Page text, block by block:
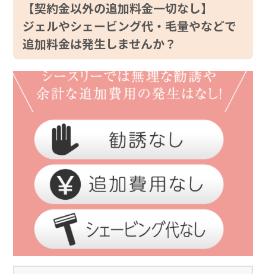
【契約金以外の追加料金一切なし】
ジェルやシェービング代・毛量やなどで
追加料金は発生しませんか？